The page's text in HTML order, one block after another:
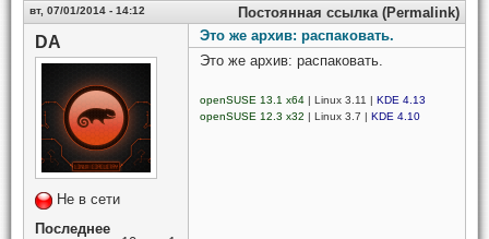
вт, 07/01/2014 - 14:12 Постоянная ссылка (Permalink)
DA
Не в сети
Последнее
Это же архив: распаковать.
Это же архив: распаковать.
openSUSE 13.1 x64 | Linux 3.11 | KDE 4.13
openSUSE 12.3 x32 | Linux 3.7 | KDE 4.10